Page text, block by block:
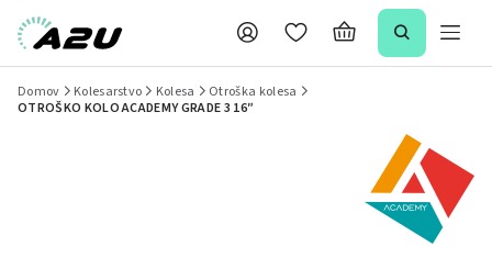
Domov Kolesarstvo Kolesa
Otroška kolesa
OTROŠKO KOLO ACADEMY GRADE 3 16″